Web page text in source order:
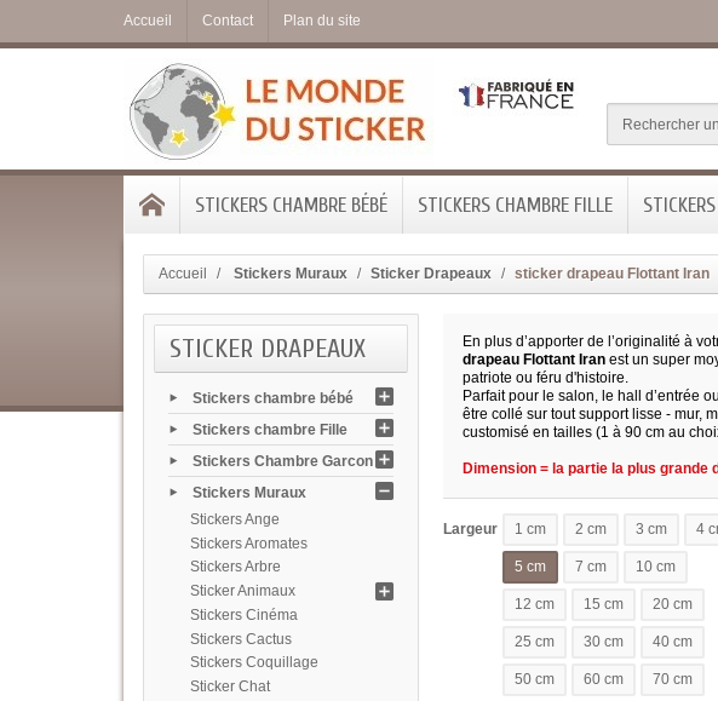
Accueil Contact Plan du site
STICKERS CHAMBRE BÉBÉ STICKERS CHAMBRE FILLE
Accueil Stickers Muraux Sticker Drapeaux sticker drapeau Flottant Iran
STICKER DRAPEAUX
Stickers chambre bébé
Stickers chambre Fille
Stickers Chambre Garcon
Stickers Muraux
Stickers Ange
Stickers Aromates
Stickers Arbre
Sticker Animaux
Stickers Cinéma
Stickers Cactus
Stickers Coquillage
Sticker Chat
En plus d’apporter de l’originalité à
drapeau Flottant Iran est un super
patriote ou féru d'histoire.
Parfait pour le salon, le hall d’entrée
être collé sur tout support lisse - mur,
customisé en tailles (1 à 90 cm au
Dimension = la partie la plus grande
Largeur 1 cm 2 cm 3 cm 4
5 cm 7 cm 10 cm
12 cm 15 cm 20 cm
25 cm 30 cm 40 cm
50 cm 60 cm 70 cm